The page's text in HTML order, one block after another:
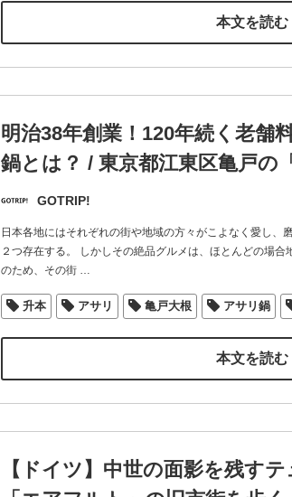
本文を読む
明治38年創業！120年続く老舗
鍋とは？ / 東京都江東区亀戸の
GOTRIP!
日本各地にはそれぞれの街や地域の方々がこよなく愛し、
２つ存在する。 しかしその絶品グルメは、ほとんどの場合
のため、その街…
升本 アサリ 亀戸大根 アサリ鍋
本文を読む
【ドイツ】中世の面影を残す